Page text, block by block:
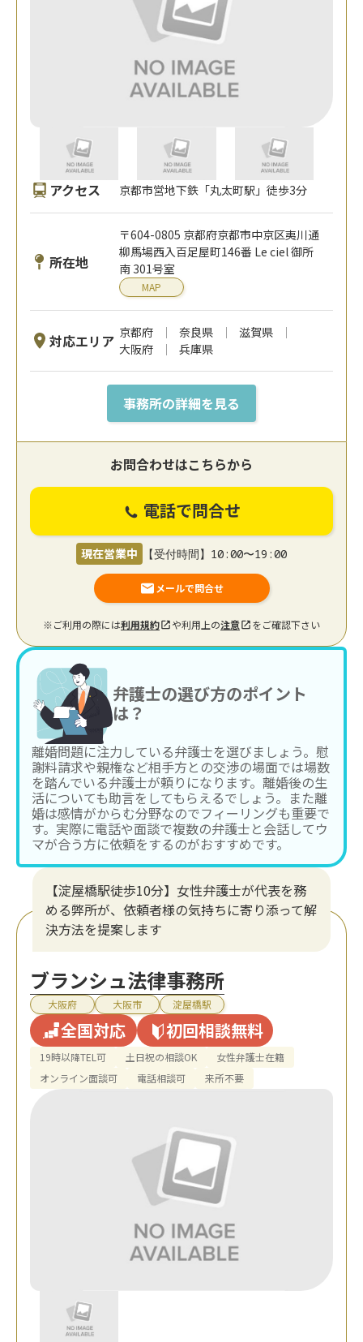
アクセス 京都市営地下鉄「丸太町駅」徒歩3分
所在地
〒604-0805 京都府京都市中京区夷川通
柳馬場西入百足屋町146番 Le ciel 御所
南 301号室
MAP
対応エリア 京都府 奈良県
滋賀県
大阪府
兵庫県
事務所の詳細を見る
お問合わせはこちらから
電話で問合せ
現在営業中 【受付時間】10:00〜19:00
メールで問合せ
※ご利用の際には利用規約 や利用上の注意 をご確認下さい
弁護士の選び方のポイント
は？
離婚問題に注力している弁護士を選びましょう。慰
謝料請求や親権など相手方との交渉の場面では場数
を踏んでいる弁護士が頼りになります。離婚後の生
活についても助言をしてもらえるでしょう。また離
婚は感情がからむ分野なのでフィーリングも重要で
す。実際に電話や面談で複数の弁護士と会話してウ
マが合う方に依頼をするのがおすすめです。
【淀屋橋駅徒歩10分】女性弁護士が代表を務
める弊所が、依頼者様の気持ちに寄り添って解
決方法を提案します
ブランシュ法律事務所
大阪府 大阪市 淀屋橋駅
全国対応 初回相談無料
19時以降TEL可 土日祝の相談OK
女性弁護士在籍
オンライン面談可
電話相談可 来所不要